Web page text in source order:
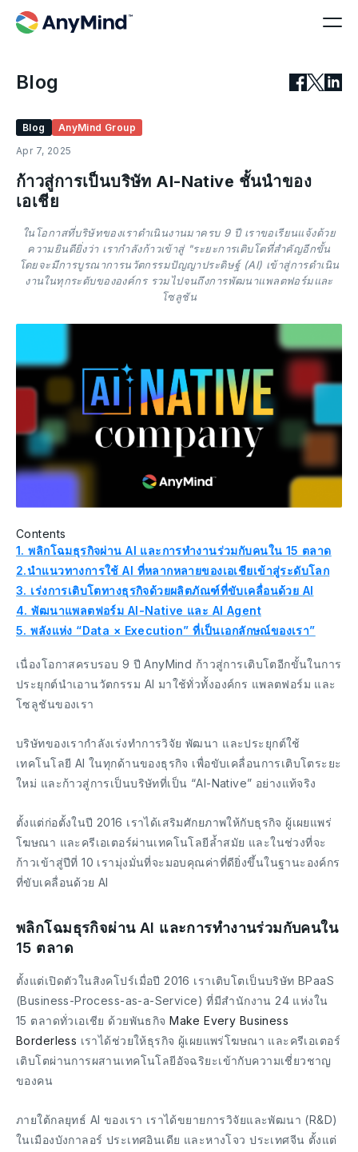
Blog
Blog
AnyMind Group
Apr 7, 2025
ก้าวสู่การเป็นบริษัท AI-Native ชั้นนำของ
เอเชีย
ในโอกาสที่บริษัทของเราดำเนินงานมาครบ 9 ปี เราขอเรียนแจ้งด้วย
ความยินดียิ่งว่า เรากำลังก้าวเข้าสู่ "ระยะการเติบโตที่สำคัญอีกขั้น
โดยจะมีการบูรณาการนวัตกรรมปัญญาประดิษฐ์ (AI) เข้าสู่การดำเนิน
งานในทุกระดับขององค์กร รวมไปจนถึงการพัฒนาแพลตฟอร์มและ
โซลูชัน
Contents
1. พลิกโฉมธุรกิจผ่าน AI และการทำงานร่วมกับคนใน 15 ตลาด
2.นำแนวทางการใช้ AI ที่หลากหลายของเอเชียเข้าสู่ระดับโลก
3. เร่งการเติบโตทางธุรกิจด้วยผลิตภัณฑ์ที่ขับเคลื่อนด้วย AI
4. พัฒนาแพลตฟอร์ม AI-Native และ AI Agent
5. พลังแห่ง “Data × Execution” ที่เป็นเอกลักษณ์ของเรา”
เนื่องโอกาสครบรอบ 9 ปี AnyMind ก้าวสู่การเติบโตอีกขั้นในการ
ประยุกต์นำเอานวัตกรรม AI มาใช้ทั่วทั้งองค์กร แพลตฟอร์ม และ
โซลูชันของเรา
บริษัทของเรากำลังเร่งทำการวิจัย พัฒนา และประยุกต์ใช้
เทคโนโลยี AI ในทุกด้านของธุรกิจ เพื่อขับเคลื่อนการเติบโตระยะ
ใหม่ และก้าวสู่การเป็นบริษัทที่เป็น “AI-Native” อย่างแท้จริง
ตั้งแต่ก่อตั้งในปี 2016 เราได้เสริมศักยภาพให้กับธุรกิจ ผู้เผยแพร่
โฆษณา และครีเอเตอร์ผ่านเทคโนโลยีล้ำสมัย และในช่วงที่จะ
ก้าวเข้าสู่ปีที่ 10 เรามุ่งมั่นที่จะมอบคุณค่าที่ดียิ่งขึ้นในฐานะองค์กร
ที่ขับเคลื่อนด้วย AI
พลิกโฉมธุรกิจผ่าน AI และการทำงานร่วมกับคนใน
15 ตลาด
ตั้งแต่เปิดตัวในสิงคโปร์เมื่อปี 2016 เราเติบโตเป็นบริษัท BPaaS
(Business-Process-as-a-Service) ที่มีสำนักงาน 24 แห่งใน
15 ตลาดทั่วเอเชีย ด้วยพันธกิจMake Every Business
Borderless เราได้ช่วยให้ธุรกิจ ผู้เผยแพร่โฆษณา และครีเอเตอร์
เติบโตผ่านการผสานเทคโนโลยีอัจฉริยะเข้ากับความเชี่ยวชาญ
ของคน
ภายใต้กลยุทธ์ AI ของเรา เราได้ขยายการวิจัยและพัฒนา (R&D)
ในเมืองบังกาลอร์ ประเทศอินเดีย และหางโจว ประเทศจีน ตั้งแต่